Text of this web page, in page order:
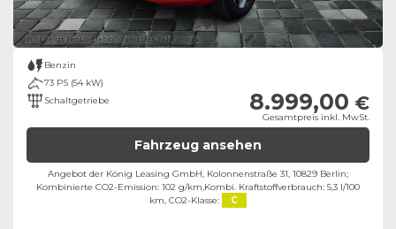
Bild zeigt Beispielabbildung des Fahrzeugs
Benzin
73 PS (54 kW)
Schaltgetriebe
8.999,00 €
Gesamtpreis inkl. MwSt.
Fahrzeug ansehen
Angebot der König Leasing GmbH, Kolonnenstraße 31, 10829 Berlin;
Kombinierte CO2-Emission: 102 g/km,Kombi. Kraftstoffverbrauch: 5,3 l/100
km, CO2-Klasse: C